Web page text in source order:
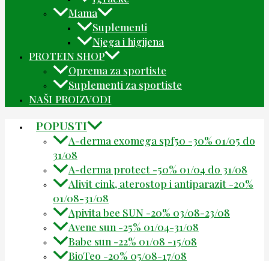
Mama
Suplementi
Njega i higijena
PROTEIN SHOP
Oprema za sportiste
Suplementi za sportiste
NAŠI PROIZVODI
POPUSTI
A-derma exomega spf50 -30% 01/05 do
31/08
A-derma protect -50% 01/04 do 31/08
Alivit cink, aterostop i antiparazit -20%
01/08-31/08
Apivita bee SUN -20% 03/08-23/08
Avene sun -25% 01/04-31/08
Babe sun -22% 01/08 -15/08
BioTeo -20% 05/08-17/08